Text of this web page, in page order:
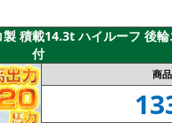
積載14.3t ハイルーフ 後
付
商